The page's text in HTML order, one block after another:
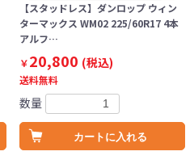
【スタッドレス】ダンロップ ウィン
ターマックス WM02 225/60R17 4本
アルフ…
￥20,800 (税込)
送料無料
数量
カートに入れる